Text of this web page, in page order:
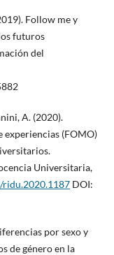
Follow me y
futuros
del
A. (2020).
experiencias (FOMO)
Universitaria,
DOI:
por sexo y
de género en la